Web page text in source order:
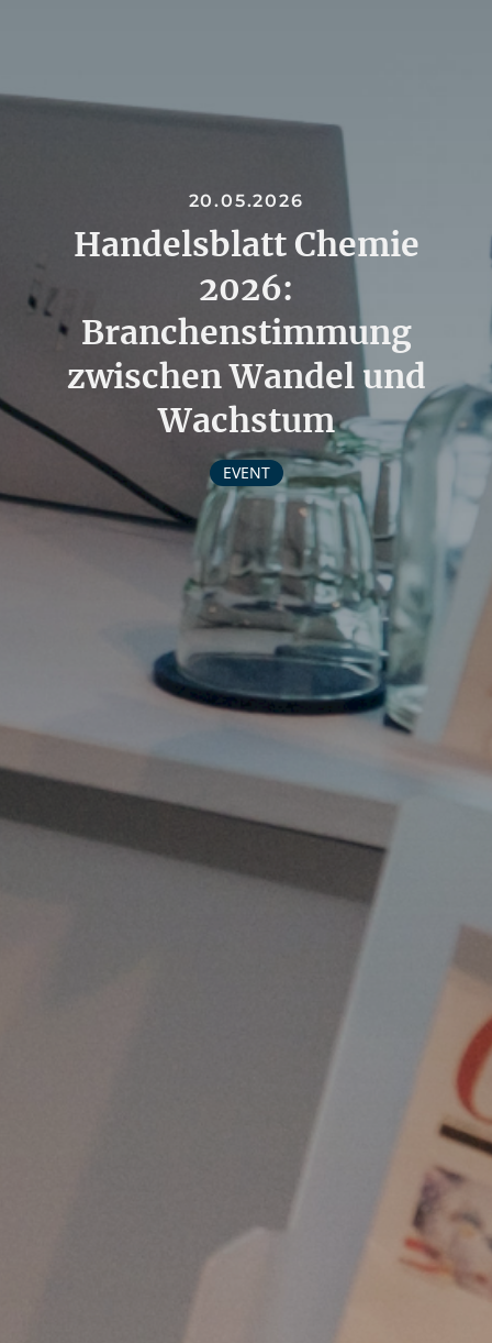
20.05.2026
Handelsblatt Chemie
2026:
Branchenstimmung
zwischen Wandel und
Wachstum
EVENT